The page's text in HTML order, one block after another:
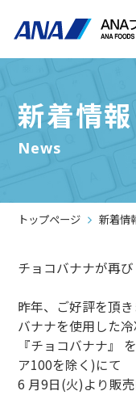
新着情報
News
トップページ 新着情
チョコバナナが再び
昨年、ご好評を頂
バナナを使用した
『チョコバナナ』
ア100を除く)にて
6 月9日(火)より販売